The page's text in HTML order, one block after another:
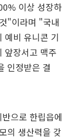
이상 성장하
"이라며 "국내
예비 유니콘 기
앞장서고 맥주
인정받은 결
으로 한립읍에
의 생산력을 갖